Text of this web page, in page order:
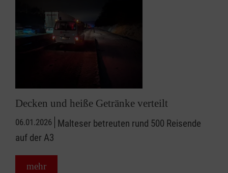
Decken und heiße Getränke verteilt
06.01.2026 Malteser betreuten rund 500 Reisende
auf der A3
mehr